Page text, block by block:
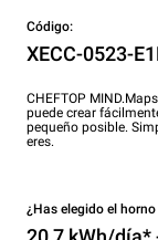
Código:
XECC-0523-
CHEFTOP
puede crear
pequeño posible.
eres.
¿Has elegido el